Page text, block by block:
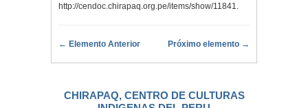
http://cendoc.chirapaq.org.pe/items/show/11841.
← Elemento Anterior Próximo elemento →
CHIRAPAQ, CENTRO DE CULTURAS